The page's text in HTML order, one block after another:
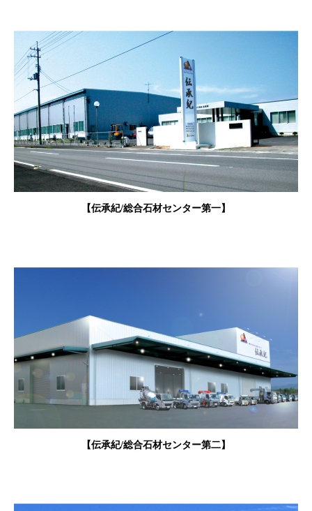
【伝承紀/総合石材センター第一】
【伝承紀/総合石材センター第二】